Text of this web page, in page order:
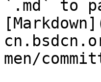
`.md` to
men/